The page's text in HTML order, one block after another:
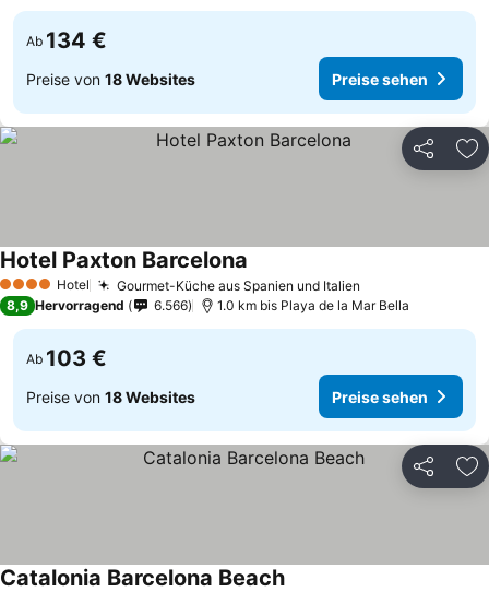
Ab 134 €
Preise von 18 Websites Preise sehen
Teilen
4 Sterne Hotel Gourmet-Küche aus Spanien und Italien
Hotel Paxton Barcelona
8,9 Hervorragend 6.566 1.0 km bis Playa de la Mar Bella
Ab 103 €
Preise von 18 Websites Preise sehen
Teilen
Catalonia Barcelona Beach